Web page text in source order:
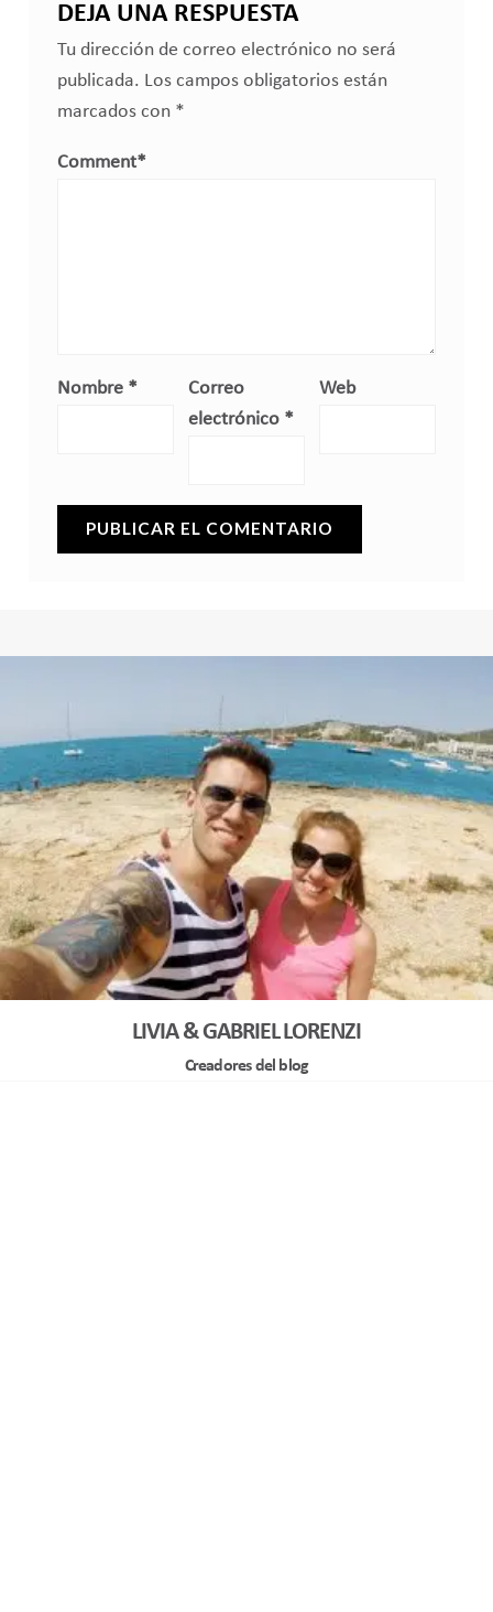
DEJA UNA RESPUESTA
Tu dirección de correo electrónico no será
publicada. Los campos obligatorios están
marcados con *
Comment*
Nombre *
Correo
electrónico *
Web
LIVIA & GABRIEL LORENZI
Creadores del blog